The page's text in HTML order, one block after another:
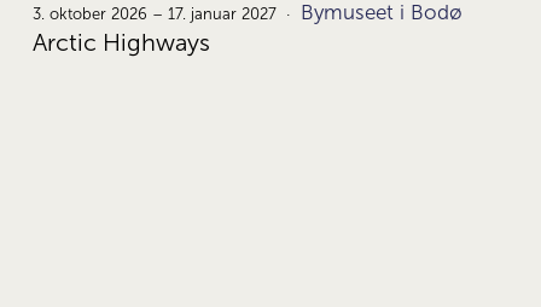
3.
3. oktober 2026 – 17. januar 2027 Bymuseet i Bodø
Arctic Highways